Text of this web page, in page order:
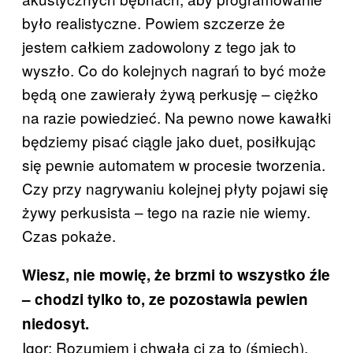
było realistyczne. Powiem szczerze że
jestem całkiem zadowolony z tego jak to
wyszło. Co do kolejnych nagrań to być może
będą one zawierały żywą perkusję – ciężko
na razie powiedzieć. Na pewno nowe kawałki
będziemy pisać ciągle jako duet, posiłkując
się pewnie automatem w procesie tworzenia.
Czy przy nagrywaniu kolejnej płyty pojawi się
żywy perkusista – tego na razie nie wiemy.
Czas pokaże.
Wiesz, nie mowię, że brzmi to wszystko źle
– chodzi tylko to, ze pozostawia pewien
niedosyt.
Igor: Rozumiem i chwała ci za to (śmiech).